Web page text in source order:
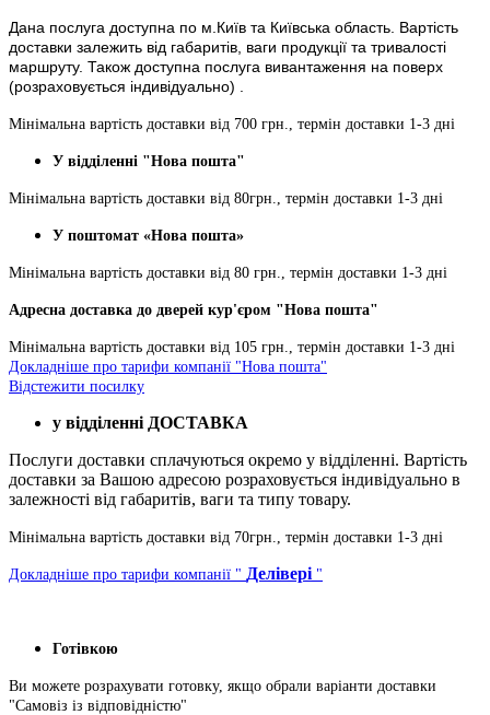
Дана послуга доступна по м.Київ та Київська область. Вартість
доставки залежить від габаритів, ваги продукції та тривалості
маршруту. Також доступна послуга вивантаження на поверх
(розраховується індивідуально) .
Мінімальна вартість доставки від 700 грн., термін доставки 1-3 дні
У відділенні "Нова пошта"
Мінімальна вартість доставки від 80грн., термін доставки 1-3 дні
У поштомат «Нова пошта»
Мінімальна вартість доставки від 80 грн., термін доставки 1-3 дні
Адресна доставка до дверей кур'єром "Нова пошта"
Мінімальна вартість доставки від 105 грн., термін доставки 1-3 дні
Докладніше про тарифи компанії "Нова пошта"
Відстежити посилку
у відділенні ДОСТАВКА
Послуги доставки сплачуються окремо у відділенні. Вартість
доставки за Вашою адресою розраховується індивідуально в
залежності від габаритів, ваги та типу товару.
Мінімальна вартість доставки від 70грн., термін доставки 1-3 дні
Докладніше про тарифи компанії " Делівері "
Готівкою
Ви можете розрахувати готовку, якщо обрали варіанти доставки
"Самовіз із відповідністю"